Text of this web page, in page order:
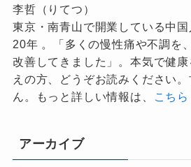
李哲（りてつ）
東京・南青山で開業している中
20年 。「多くの慢性痛や不調を
改善してきました」。本気で健
えの方、どうぞお読みください
ん。もっと詳しい情報は、
こちら
アーカイブ